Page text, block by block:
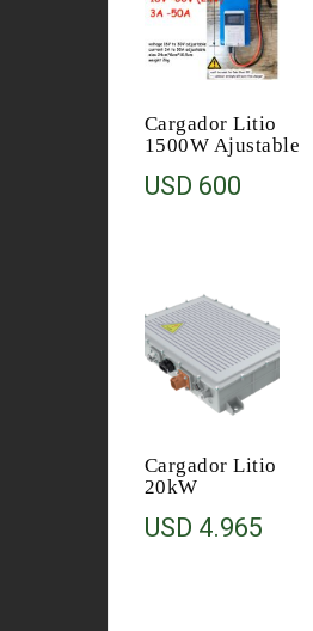
Cargador Litio
1500W Ajustable
USD 600
Cargador Litio
20kW
USD 4.965